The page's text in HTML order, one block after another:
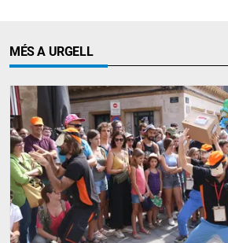
MÉS A URGELL